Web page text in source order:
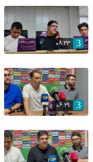
08:23
06:31